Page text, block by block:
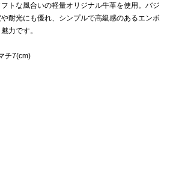
トな風合いの軽量オリジナル牛革を使用。バジ
耐光にも優れ、シンプルで高級感のあるエンボ
力です。
チ7(cm)